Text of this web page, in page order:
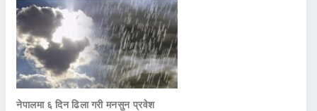
नेपालमा ६ दिन ढिला गरी मनसुन प्रवेश